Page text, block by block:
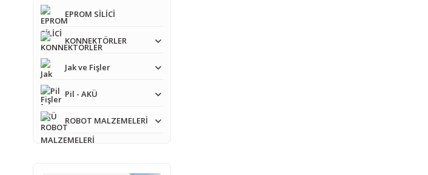
EPROM SİLİCİ
KONNEKTÖRLER
Jak ve Fişler
Pil - AKÜ
ROBOT MALZEMELERİ